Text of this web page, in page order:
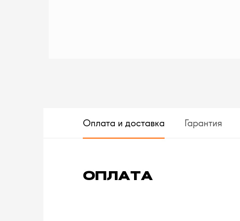
Оплата и доставка Гарантия
ОПЛАТА